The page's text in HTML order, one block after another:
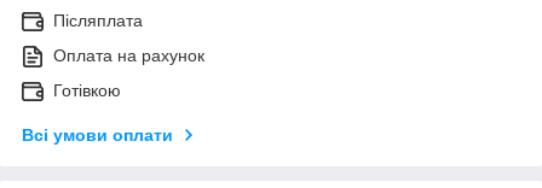
Післяплата
Оплата на рахунок
Готівкою
Всі умови оплати